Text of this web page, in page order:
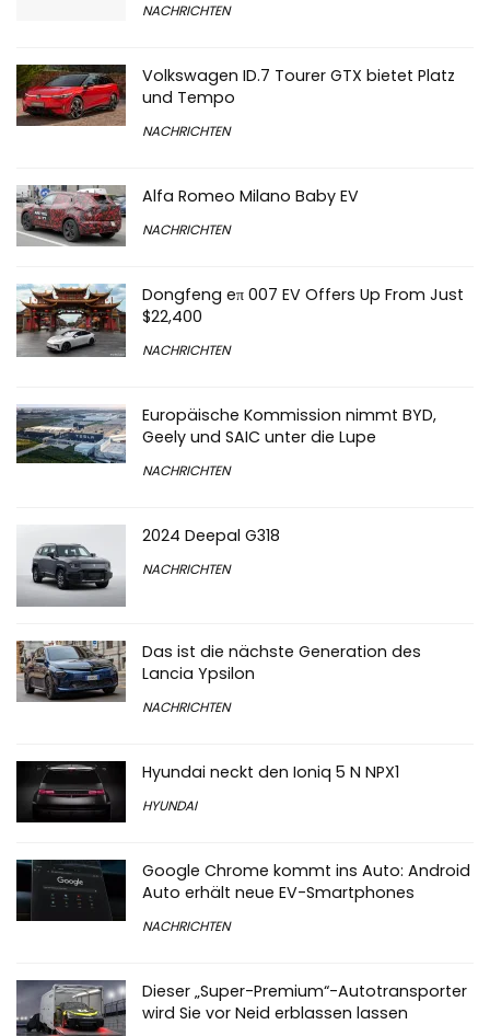
NACHRICHTEN
Volkswagen ID.7 Tourer GTX bietet Platz
und Tempo
NACHRICHTEN
Alfa Romeo Milano Baby EV
NACHRICHTEN
Dongfeng eπ 007 EV Offers Up From Just
$22,400
NACHRICHTEN
Europäische Kommission nimmt BYD,
Geely und SAIC unter die Lupe
NACHRICHTEN
2024 Deepal G318
NACHRICHTEN
Das ist die nächste Generation des
Lancia Ypsilon
NACHRICHTEN
Hyundai neckt den Ioniq 5 N NPX1
HYUNDAI
Google Chrome kommt ins Auto: Android
Auto erhält neue EV-Smartphones
NACHRICHTEN
Dieser „Super-Premium“-Autotransporter
wird Sie vor Neid erblassen lassen